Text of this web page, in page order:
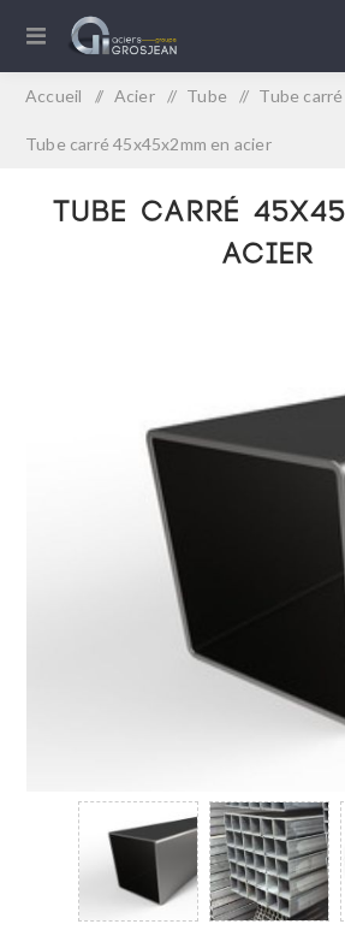
Accueil / Acier / Tube / Tube
Tube carré 45x45x2mm en acier
Tube carré
acier